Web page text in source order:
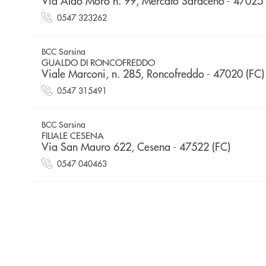
0547 323262
BCC Sarsina
GUALDO DI RONCOFREDDO
Viale Marconi, n. 285, Roncofreddo - 47020 (FC)
0547 315491
BCC Sarsina
FILIALE CESENA
Via San Mauro 622, Cesena - 47522 (FC)
0547 040463